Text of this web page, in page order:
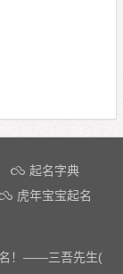
起名字典
虎年宝宝起名
名！——三吾先生(